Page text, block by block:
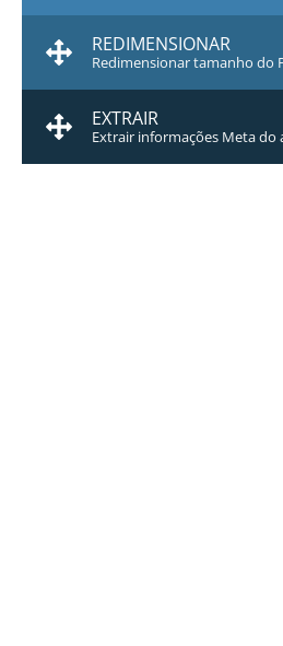
REDIMENSIONAR
Redimensionar tamanho do
EXTRAIR
Extrair informações Meta do